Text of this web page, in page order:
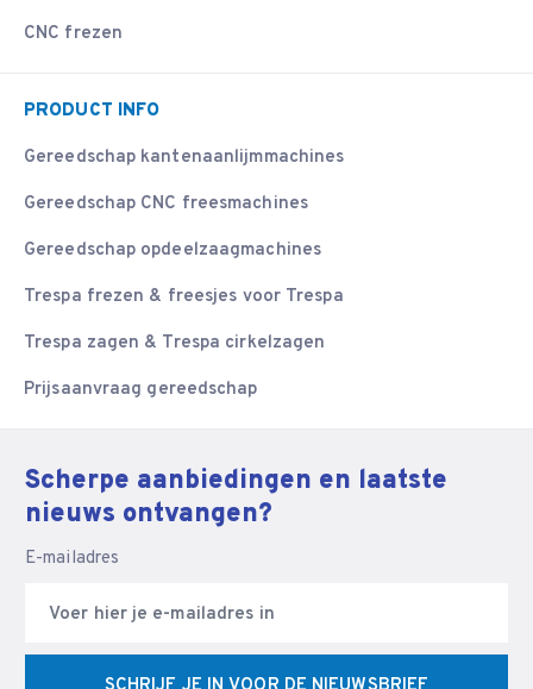
CNC frezen
PRODUCT INFO
Gereedschap kantenaanlijmmachines
Gereedschap CNC freesmachines
Gereedschap opdeelzaagmachines
Trespa frezen & freesjes voor Trespa
Trespa zagen & Trespa cirkelzagen
Prijsaanvraag gereedschap
Scherpe aanbiedingen en laatste
nieuws ontvangen?
E-mailadres